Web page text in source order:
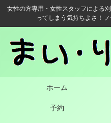
女性の方専用・女性スタッフによる
ってしまう気持ちよさ！
ホーム
予約